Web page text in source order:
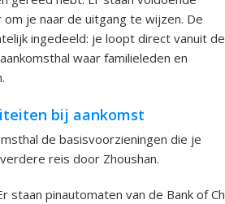
je naar de uitgang te wijzen. De
ingedeeld: je loopt direct vanuit de
waar familieleden en
bij aankomst
de basisvoorzieningen die je
reis door Zhoushan.
staan pinautomaten van de Bank of